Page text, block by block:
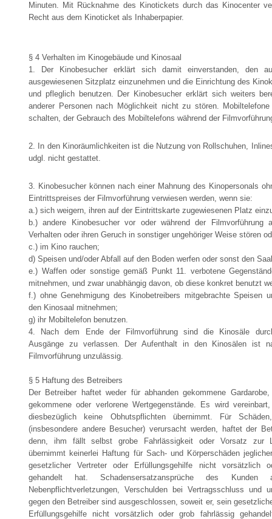
Minuten. Mit Rücknahme des Kinotickets durch das Kinocenter
Recht aus dem Kinoticket als Inhaberpapier.
§ 4 Verhalten im Kinogebäude und Kinosaal
1. Der Kinobesucher erklärt sich damit einverstanden, den
ausgewiesenen Sitzplatz einzunehmen und die Einrichtung des
und pfleglich benutzen. Der Kinobesucher erklärt sich weiters
anderer Personen nach Möglichkeit nicht zu stören.
schalten, der Gebrauch des Mobiltelefons während der
2. In den Kinoräumlichkeiten ist die Nutzung von Rollschuhen,
udgl. nicht gestattet.
3. Kinobesucher können nach einer Mahnung des Kinopersonals
Eintrittspreises der Filmvorführung verwiesen werden, wenn sie:
a.) sich weigern, ihren auf der Eintrittskarte zugewiesenen Platz
b.) andere Kinobesucher vor oder während der Filmvorführung
Verhalten oder ihren Geruch in sonstiger ungehöriger Weise stören
c.) im Kino rauchen;
d) Speisen und/oder Abfall auf den Boden werfen oder sonst den
e.) Waffen oder sonstige gemäß Punkt 11. verbotene
mitnehmen, und zwar unabhängig davon, ob diese konkret benutzt
f.) ohne Genehmigung des Kinobetreibers mitgebrachte Speisen
den Kinosaal mitnehmen;
g) ihr Mobiltelefon benutzen.
4. Nach dem Ende der Filmvorführung sind die Kinosäle
Ausgänge zu verlassen. Der Aufenthalt in den Kinosälen ist
Filmvorführung unzulässig.
§ 5 Haftung des Betreibers
Der Betreiber haftet weder für abhanden gekommene
gekommene oder verlorene Wertgegenstände. Es wird
diesbezüglich keine Obhutspflichten übernimmt. Für
(insbesondere andere Besucher) verursacht werden, haftet der
denn, ihm fällt selbst grobe Fahrlässigkeit oder Vorsatz zur
übernimmt keinerlei Haftung für Sach- und Körperschäden
gesetzlicher Vertreter oder Erfüllungsgehilfe nicht vorsätzlich
gehandelt hat. Schadensersatzansprüche des
Nebenpflichtverletzungen, Verschulden bei Vertragsschluss und
gegen den Betreiber sind ausgeschlossen, soweit er, sein
Erfüllungsgehilfe nicht vorsätzlich oder grob fahrlässig